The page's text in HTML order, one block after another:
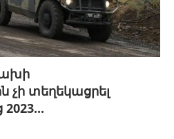
չի տեղեկացրել